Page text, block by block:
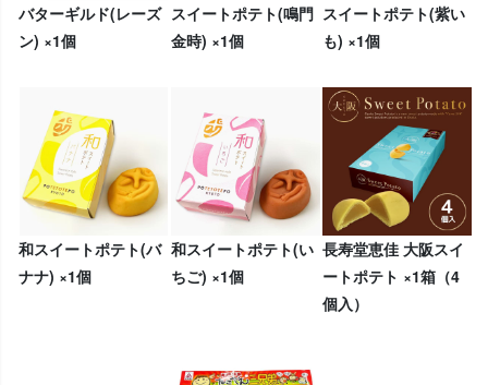
バターギルド(レーズ
ン) ×1個
スイートポテト(鳴門
金時) ×1個
スイートポテト(紫い
も) ×1個
和スイートポテト(バ
ナナ) ×1個
和スイートポテト(い
ちご) ×1個
長寿堂恵佳 大阪スイ
ートポテト ×1箱（4
個入）